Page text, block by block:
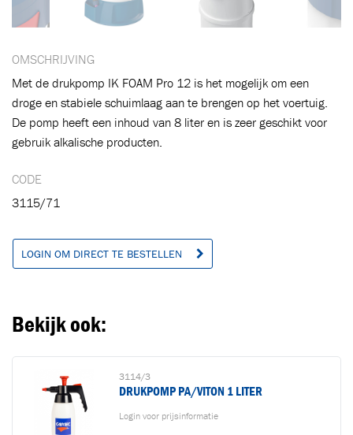
OMSCHRIJVING
Met de drukpomp IK FOAM Pro 12 is het mogelijk om een
droge en stabiele schuimlaag aan te brengen op het voertuig.
De pomp heeft een inhoud van 8 liter en is zeer geschikt voor
gebruik alkalische producten.
CODE
3115/71
LOGIN OM DIRECT TE BESTELLEN
Bekijk ook:
3114/3
DRUKPOMP PA/VITON 1 LITER
Login voor prijsinformatie